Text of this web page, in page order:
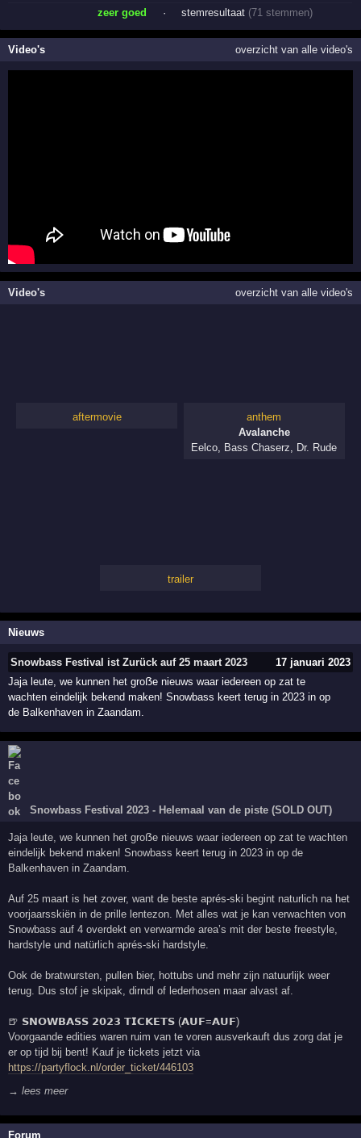
zeer goed
· stemresultaat (71 stemmen)
Video's overzicht van alle video's
Video's overzicht van alle video's
aftermovie
anthem
Avalanche
Eelco, Bass Chaserz, Dr. Rude
trailer
Nieuws
Snowbass Festival ist Zurück auf 25 maart 2023
17 januari 2023
Jaja leute, we kunnen het groẞe nieuws waar iedereen op zat te
wachten eindelijk bekend maken! Snowbass keert terug in 2023 in op
de Balkenhaven in Zaandam.
Snowbass Festival 2023 - Helemaal van de piste (SOLD OUT)
Jaja leute, we kunnen het groẞe nieuws waar iedereen op zat te wachten
eindelijk bekend maken! Snowbass keert terug in 2023 in op de
Balkenhaven in Zaandam.
Auf 25 maart is het zover, want de beste aprés-ski begint naturlich na het
voorjaarsskiën in de prille lentezon. Met alles wat je kan verwachten von
Snowbass auf 4 overdekt en verwarmde area’s mit der beste freestyle,
hardstyle und natürlich aprés-ski hardstyle.
Ook de bratwursten, pullen bier, hottubs und mehr zijn natuurlijk weer
terug. Dus stof je skipak, dirndl of lederhosen maar alvast af.
🍺 𝗦𝗡𝗢𝗪𝗕𝗔𝗦𝗦 𝟮𝟬𝟮𝟯 𝗧𝗜𝗖𝗞𝗘𝗧𝗦 (𝗔𝗨𝗙=𝗔𝗨𝗙)
Voorgaande edities waren ruim van te voren ausverkauft dus zorg dat je
er op tijd bij bent! Kauf je tickets jetzt via
https://partyflock.nl/order_ticket/446103
→ lees meer
Forum